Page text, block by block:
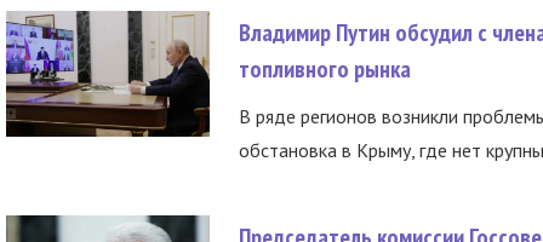
Владимир Путин обсудил с
топливного рынка
В ряде регионов возникли
обстановка в Крыму, где нет